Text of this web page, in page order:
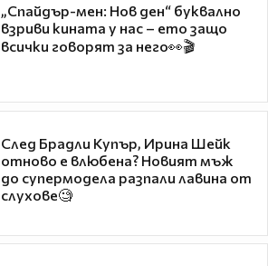
„Спайдър-мен: Нов ден“ буквално
взриви кината у нас – ето защо
всички говорят за него👀🎬
След Брадли Купър, Ирина Шейк
отново е влюбена? Новият мъж
до супермодела разпали лавина от
слухове🧐